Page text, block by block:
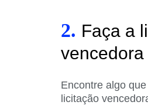
2. Faça a
vencedora
Encontre algo
licitação